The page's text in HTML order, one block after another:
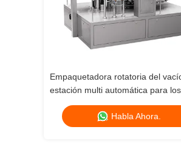
Empaquetadora rotatoria del
estación multi automática para los
snacks
Habla Ahora.